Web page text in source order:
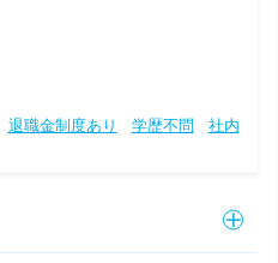
退職金制度あり 学歴不問
社内